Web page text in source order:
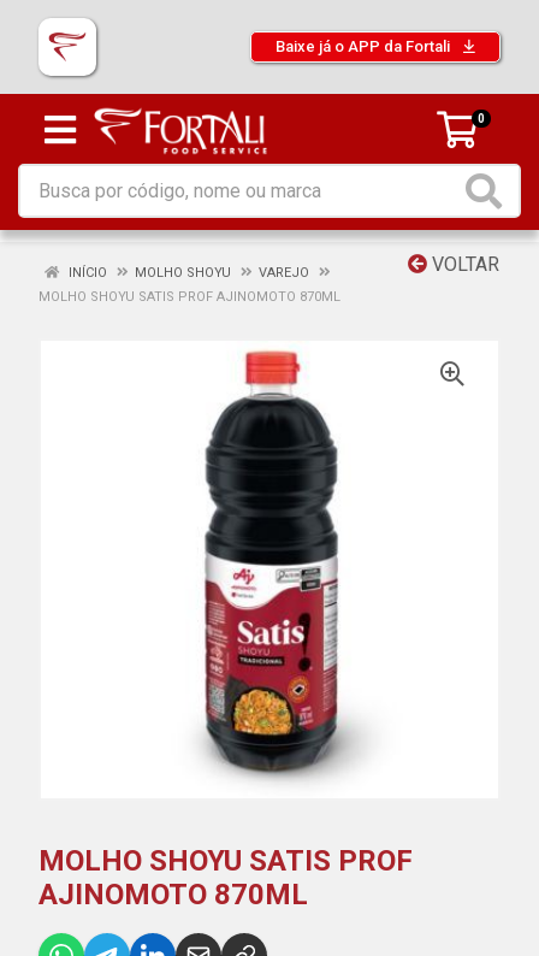
Baixe já o APP da Fortali
0
VOLTAR
INÍCIO MOLHO SHOYU
VAREJO
MOLHO SHOYU SATIS PROF AJINOMOTO 870ML
MOLHO SHOYU SATIS PROF
AJINOMOTO 870ML